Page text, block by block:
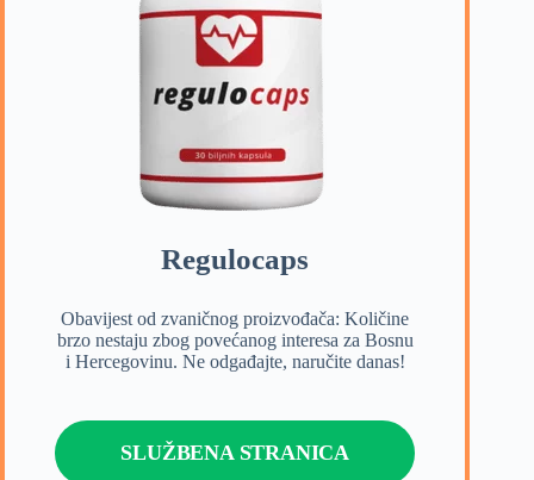
Regulocaps
Obavijest od zvaničnog proizvođača: Količine
brzo nestaju zbog povećanog interesa za Bosnu
i Hercegovinu. Ne odgađajte, naručite danas!
SLUŽBENA STRANICA